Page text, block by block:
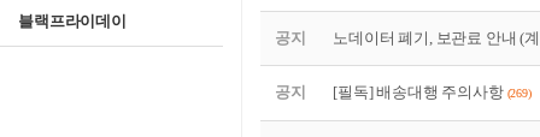
블랙프라이데이
공지 노데이터 폐기, 보관료 안내 (
공지 [필독] 배송대행 주의사항 (269)